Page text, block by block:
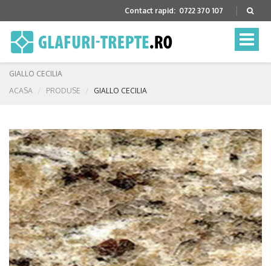
Contact rapid: 0722 370 107
Toggle
GIALLO CECILIA
ACASA
PRODUSE GIALLO CECILIA